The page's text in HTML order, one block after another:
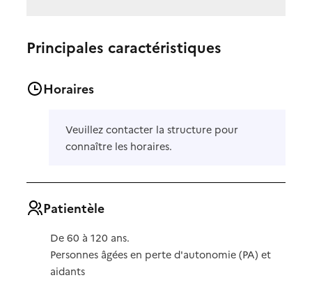
Principales caractéristiques
Horaires
Veuillez contacter la structure pour
connaître les horaires.
Patientèle
De 60 à 120 ans.
Personnes âgées en perte d'autonomie (PA) et
aidants